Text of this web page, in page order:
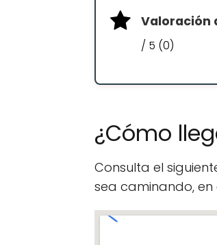
Valoración
/ 5 (0)
¿Cómo
Consulta el
sea caminando,